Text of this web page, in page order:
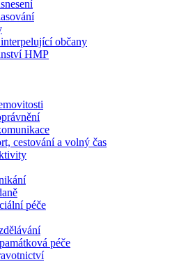
občany
HMP
cestování a volný čas
péče
péče